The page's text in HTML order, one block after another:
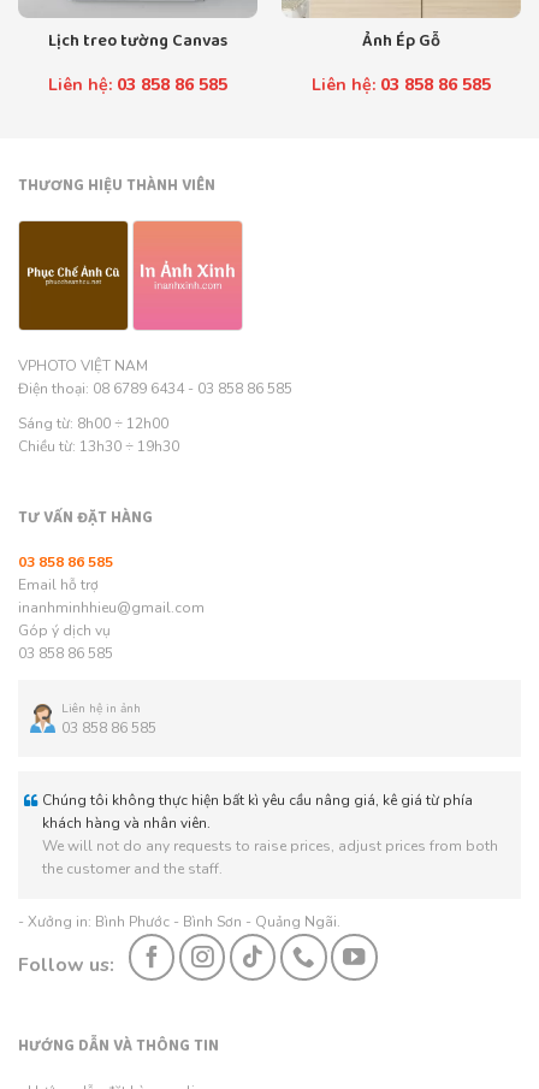
Lịch treo tường Canvas
Liên hệ: 03 858 86 585
Ảnh Ép Gỗ
Liên hệ: 03 858 86 585
THƯƠNG HIỆU THÀNH VIÊN
VPHOTO VIỆT NAM
Điện thoại: 08 6789 6434 - 03 858 86 585
Sáng từ: 8h00 ÷ 12h00
Chiều từ: 13h30 ÷ 19h30
TƯ VẤN ĐẶT HÀNG
03 858 86 585
Email hỗ trợ
inanhminhhieu@gmail.com
Góp ý dịch vụ
03 858 86 585
Liên hệ in ảnh
03 858 86 585
Chúng tôi không thực hiện bất kì yêu cầu nâng giá, kê giá từ phía
khách hàng và nhân viên.
We will not do any requests to raise prices, adjust prices from both
the customer and the staff.
- Xưởng in: Bình Phước - Bình Sơn - Quảng Ngãi.
Follow us:
HƯỚNG DẪN VÀ THÔNG TIN